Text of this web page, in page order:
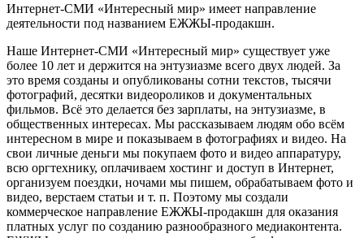
Интернет-СМИ «Интересный мир» имеет направление
деятельности под названием ЕЖЖЫ-продакшн.
Наше Интернет-СМИ «Интересный мир» существует уже
более 10 лет и держится на энтузиазме всего двух людей. За
это время созданы и опубликованы сотни текстов, тысячи
фотографий, десятки видеороликов и документальных
фильмов. Всё это делается без зарплаты, на энтузиазме, в
общественных интересах. Мы рассказываем людям обо всём
интересном в мире и показываем в фотографиях и видео. На
свои личные деньги мы покупаем фото и видео аппаратуру,
всю оргтехнику, оплачиваем хостинг и доступ в Интернет,
организуем поездки, ночами мы пишем, обрабатываем фото и
видео, верстаем статьи и т. п. Поэтому мы создали
коммерческое направление ЕЖЖЫ-продакшн для оказания
платных услуг по созданию разнообразного медиаконтента.